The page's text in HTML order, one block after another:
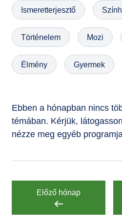
GYIK
Ismeretterjesztő
Történelem Mozi
Élmény Gyermek
Ebben a hónapban nincs
témában. Kérjük,
nézze meg egyéb
Előző hónap